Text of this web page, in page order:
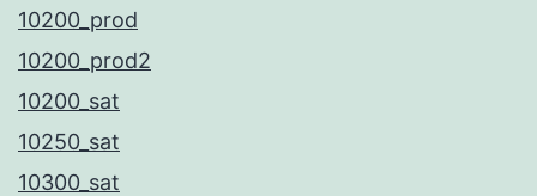
10200_prod
10200_prod2
10200_sat
10250_sat
10300_sat